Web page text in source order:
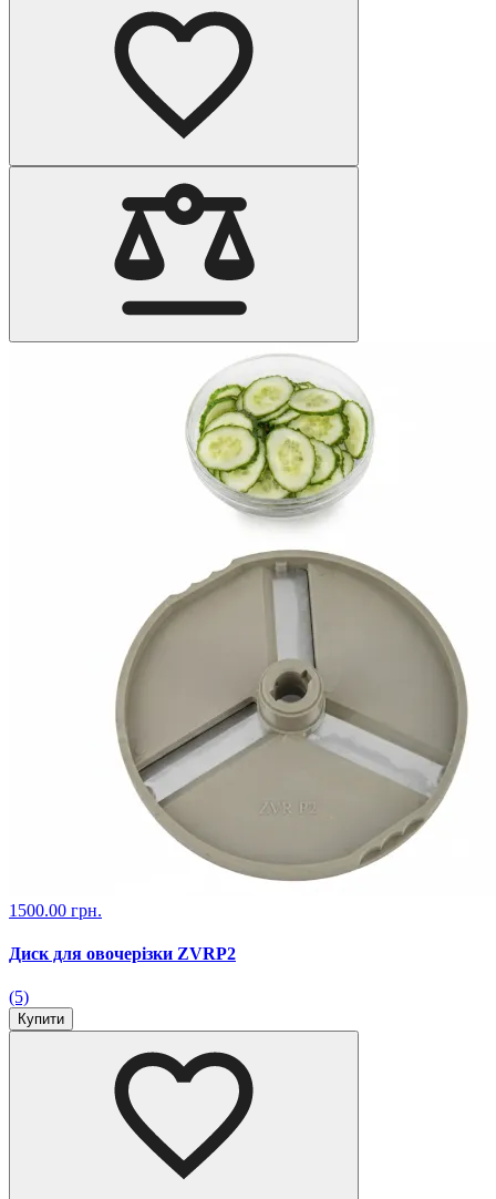
1500.00 грн.
Диск для овочерізки ZVRP2
(5)
Купити